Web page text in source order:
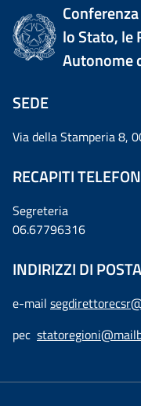
lo Stato, le
Autonome
SEDE
Via della Stamperia 8,
RECAPITI
Segreteria
06.67796316
INDIRIZZI DI
e-mail
pec